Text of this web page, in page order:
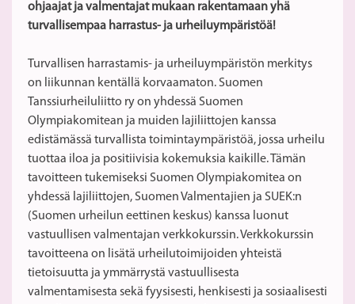
ohjaajat ja valmentajat mukaan rakentamaan yhä
turvallisempaa harrastus- ja urheiluympäristöä!
Turvallisen harrastamis- ja urheiluympäristön merkitys
on liikunnan kentällä korvaamaton. Suomen
Tanssiurheiluliitto ry on yhdessä Suomen
Olympiakomitean ja muiden lajiliittojen kanssa
edistämässä turvallista toimintaympäristöä, jossa urheilu
tuottaa iloa ja positiivisia koke­muksia kaikille. Tämän
tavoitteen tukemiseksi Suomen Olympiakomitea on
yhdessä lajiliittojen, Suomen Valmentajien ja SUEK:n
(Suomen urheilun eettinen keskus) kanssa luonut
vastuullisen valmentajan verkkokurssin. Verkkokurssin
tavoitteena on lisätä urheilutoimijoiden yhteistä
tietoisuutta ja ymmärrystä vastuullisesta
valmentamisesta sekä fyysisesti, henkisesti ja sosiaalisesti